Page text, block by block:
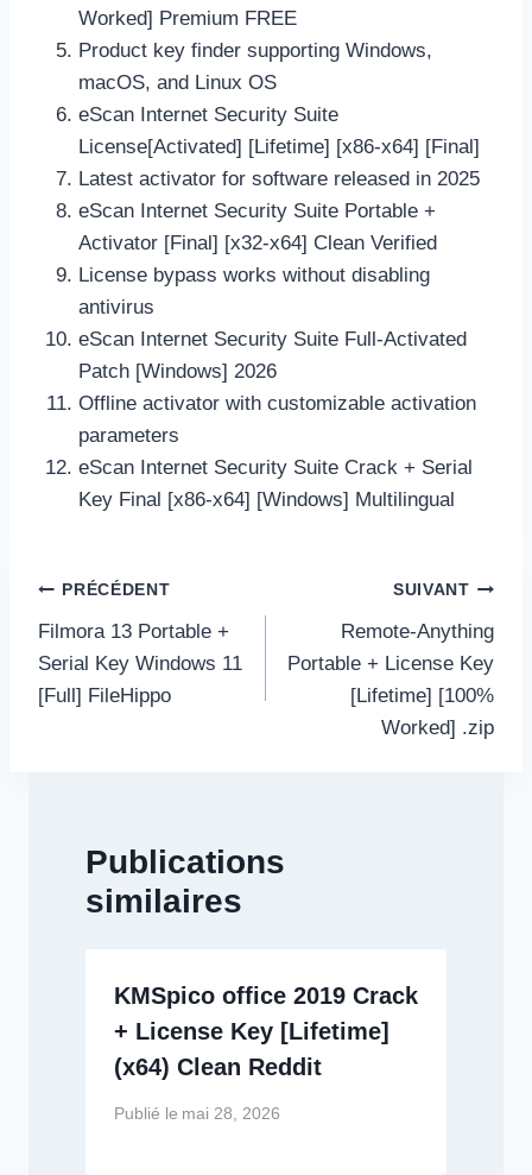
Worked] Premium FREE
Product key finder supporting Windows,
macOS, and Linux OS
eScan Internet Security Suite
License[Activated] [Lifetime] [x86-x64] [Final]
Latest activator for software released in 2025
eScan Internet Security Suite Portable +
Activator [Final] [x32-x64] Clean Verified
License bypass works without disabling
antivirus
eScan Internet Security Suite Full-Activated
Patch [Windows] 2026
Offline activator with customizable activation
parameters
eScan Internet Security Suite Crack + Serial
Key Final [x86-x64] [Windows] Multilingual
Navigation
de
l’article
PRÉCÉDENT
Filmora 13 Portable +
Serial Key Windows 11
[Full] FileHippo
SUIVANT
Remote-Anything
Portable + License Key
[Lifetime] [100%
Worked] .zip
Publications
similaires
KMSpico office 2019 Crack
+ License Key [Lifetime]
(x64) Clean Reddit
Publié le mai 28, 2026